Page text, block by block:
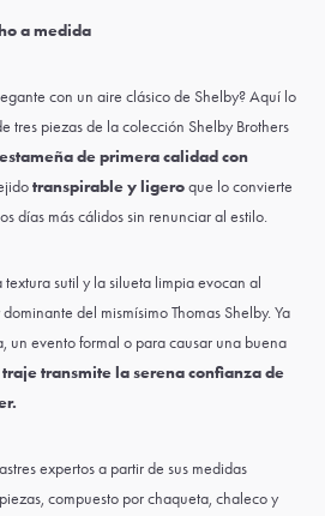
a medida
con un aire clásico de Shelby? Aquí lo
tres piezas de la colección Shelby Brothers
de primera calidad con
transpirable y ligeroque lo convierte
días más cálidos sin renunciar al estilo.
sutil y la silueta limpia evocan al
del mismísimo Thomas Shelby. Ya
un evento formal o para causar una buena
traje transmite la serena confianza de
expertos a partir de sus medidas
compuesto por chaqueta, chaleco y